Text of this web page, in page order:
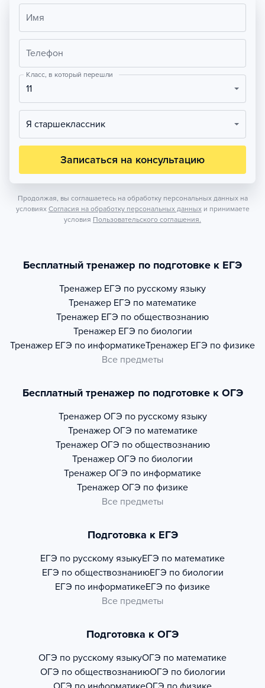
Имя
Телефон
Класс, в который перешли
11
Я старшеклассник
Записаться на консультацию
Продолжая, вы соглашаетесь на обработку персональных данных на
условиях Согласия на обработку персональных данных и принимаете
условия Пользовательского соглашения.
Бесплатный тренажер по подготовке к ЕГЭ
Тренажер ЕГЭ по русскому языку
Тренажер ЕГЭ по математике
Тренажер ЕГЭ по обществознанию
Тренажер ЕГЭ по биологии
Тренажер ЕГЭ по информатикеТренажер ЕГЭ по физике
Все предметы
Бесплатный тренажер по подготовке к ОГЭ
Тренажер ОГЭ по русскому языку
Тренажер ОГЭ по математике
Тренажер ОГЭ по обществознанию
Тренажер ОГЭ по биологии
Тренажер ОГЭ по информатике
Тренажер ОГЭ по физике
Все предметы
Подготовка к ЕГЭ
ЕГЭ по русскому языкуЕГЭ по математике
ЕГЭ по обществознаниюЕГЭ по биологии
ЕГЭ по информатикеЕГЭ по физике
Все предметы
Подготовка к ОГЭ
ОГЭ по русскому языкуОГЭ по математике
ОГЭ по обществознаниюОГЭ по биологии